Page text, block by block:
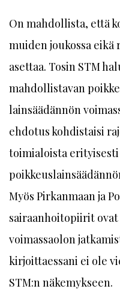
On mahdollista, että
muiden joukossa eikä
asettaa. Tosin STM
mahdollistavan
lainsäädännön
ehdotus kohdistaisi
toimialoista
Myös Pirkanmaan ja
sairaanhoitopiirit
voimassaolon
kirjoittaessani ei ole
STM:n näkemykseen.